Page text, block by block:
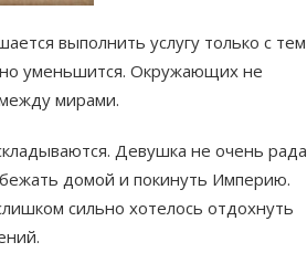
выполнить услугу только с тем
уменьшится. Окружающих не
мирами.
Девушка не очень рада
домой и покинуть Империю.
сильно хотелось отдохнуть